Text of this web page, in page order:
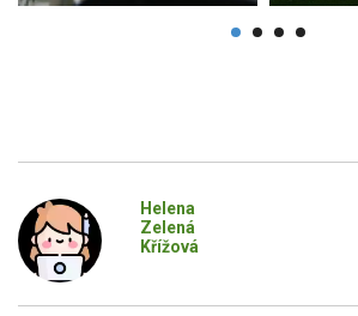
Helena
Zelená
Křížová